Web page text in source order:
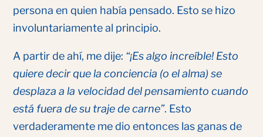
persona en quien había pensado. Esto se hizo
involuntariamente al principio.
A partir de ahí, me dije: “¡Es algo increíble! Esto
quiere decir que la conciencia (o el alma) se
desplaza a la velocidad del pensamiento cuando
está fuera de su traje de carne”. Esto
verdaderamente me dio entonces las ganas de